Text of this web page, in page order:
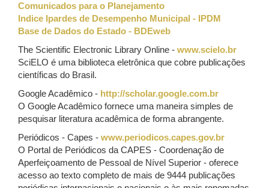
Comunicados para o Planejamento
Indice Ipardes de Desempenho Municipal - IPDM
Base de Dados do Estado - BDEweb
The Scientific Electronic Library Online - www.scielo.br
SciELO é uma biblioteca eletrônica que cobre publicações
científicas do Brasil.
Google Acadêmico - http://scholar.google.com.br
O Google Acadêmico fornece uma maneira simples de
pesquisar literatura acadêmica de forma abrangente.
Periódicos - Capes - www.periodicos.capes.gov.br
O Portal de Periódicos da CAPES - Coordenação de
Aperfeiçoamento de Pessoal de Nível Superior - oferece
acesso ao texto completo de mais de 9444 publicações